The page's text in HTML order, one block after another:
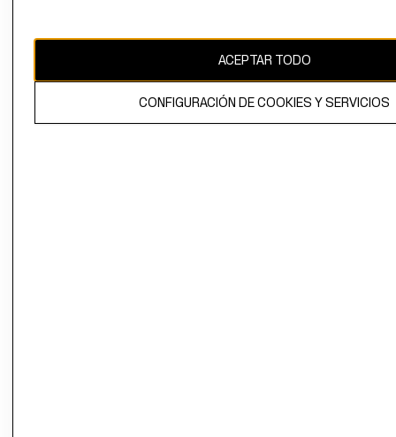
El contenido de esta página web está protegido por copyright y es
propiedad de H&M Hennes & Mauritz AB.
ACEPTAR TODO
CONFIGURACIÓN DE COOKIES Y SERVICIOS